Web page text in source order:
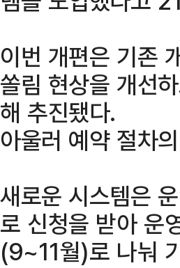
이번 개편은 기존
쏠림 현상을 개선
해 추진됐다.
아울러 예약 절차
새로운 시스템은
로 신청을 받아 운
(9~11월)로 나눠